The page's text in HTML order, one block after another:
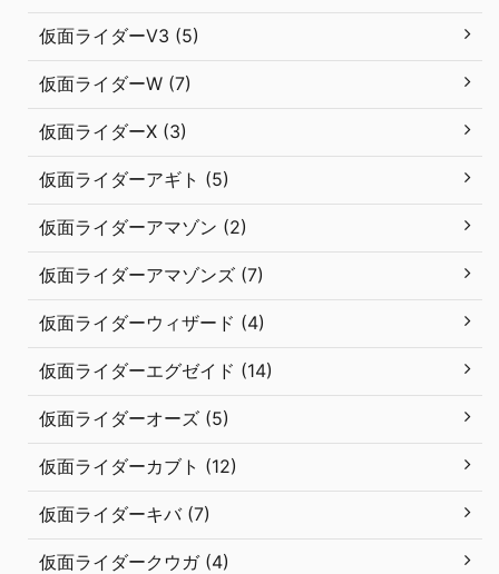
仮面ライダーV3 (5)
仮面ライダーW (7)
仮面ライダーX (3)
仮面ライダーアギト (5)
仮面ライダーアマゾン (2)
仮面ライダーアマゾンズ (7)
仮面ライダーウィザード (4)
仮面ライダーエグゼイド (14)
仮面ライダーオーズ (5)
仮面ライダーカブト (12)
仮面ライダーキバ (7)
仮面ライダークウガ (4)